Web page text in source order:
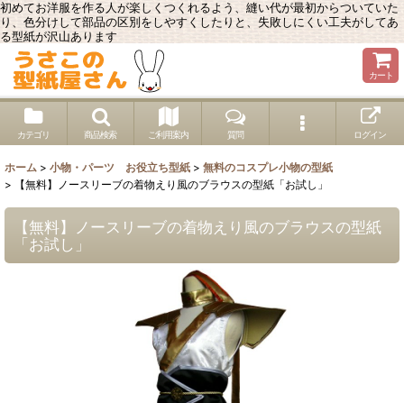
初めてお洋服を作る人が楽しくつくれるよう、縫い代が最初からついていた
り、色分けして部品の区別をしやすくしたりと、失敗しにくい工夫がしてあ
る型紙が沢山あります
カート
カテゴリ 商品検索 ご利用案内 質問 ログイン
ホーム > 小物・パーツ お役立ち型紙 > 無料のコスプレ小物の型紙
>
【無料】ノースリーブの着物えり風のブラウスの型紙「お試し」
【無料】ノースリーブの着物えり風のブラウスの型紙
「お試し」